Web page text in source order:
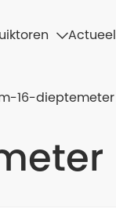
Actueel
16-dieptemeter